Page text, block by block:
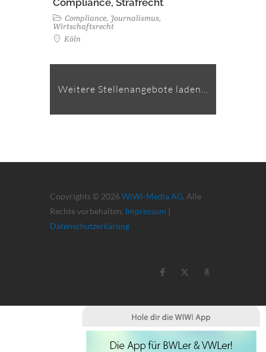
Compliance, Strafrecht
Compliance, Journalismus,
Wirtschaftsrecht
Köln
Weitere Stellenangebote laden...
Copyrights © 2026 WiWi-Media AG. Alle
Rechte vorbehalten. Impressum |
Datenschutzerkärung